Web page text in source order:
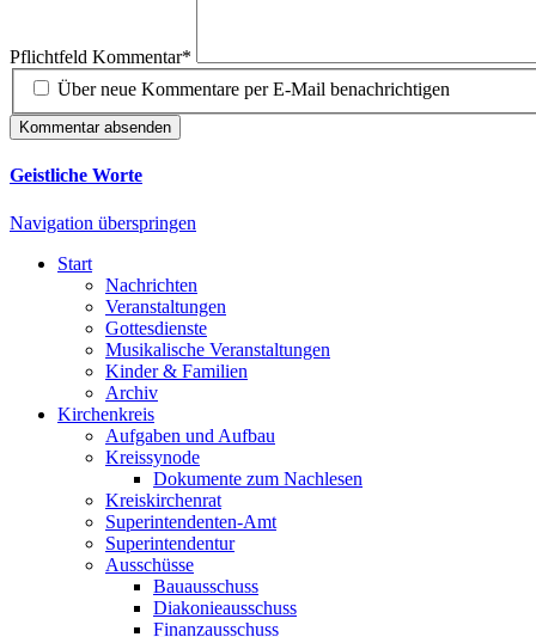
Pflichtfeld Kommentar*
Über neue Kommentare per E-Mail benachrichtigen
Kommentar absenden
Geistliche Worte
Navigation überspringen
Start
Nachrichten
Veranstaltungen
Gottesdienste
Musikalische Veranstaltungen
Kinder & Familien
Archiv
Kirchenkreis
Aufgaben und Aufbau
Kreissynode
Dokumente zum Nachlesen
Kreiskirchenrat
Superintendenten-Amt
Superintendentur
Ausschüsse
Bauausschuss
Diakonieausschuss
Finanzausschuss